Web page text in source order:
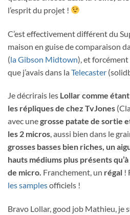
l’esprit du projet !
C’est effectivement différent du
maison en guise de comparaison
(la Gibson Midtown), et
que j’avais dans la Telecaster
Je décrirais les Lollar comme
les répliques de chez TvJones
avec unegrosse patate de sortie
les 2 micros, aussi bien dans le
grosses basses bien riches, un
hauts médiums plus présents
de micro. Franchement, un régal !
les samplesofficiels !
Bravo Lollar, good job Mathieu, je